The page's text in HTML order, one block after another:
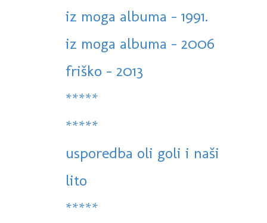
iz moga albuma - 1991.
iz moga albuma - 2006
friško - 2013
*****
*****
usporedba oli goli i naši
lito
*****